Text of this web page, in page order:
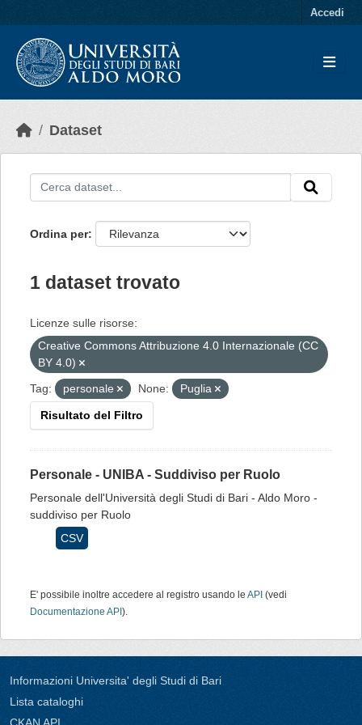
Accedi
Dataset
Ordina per
1 dataset trovato
Licenze sulle risorse:
Creative Commons Attribuzione 4.0 Internazionale (CC
BY 4.0)
Tag:
personale None: Puglia
Risultato del Filtro
Personale - UNIBA - Suddiviso per Ruolo
Personale dell'Università degli Studi di Bari - Aldo Moro -
suddiviso per Ruolo
CSV
E' possibile inoltre accedere al registro usando le API (vedi
Documentazione API ).
Informazioni Universita' degli Studi di Bari
Lista cataloghi